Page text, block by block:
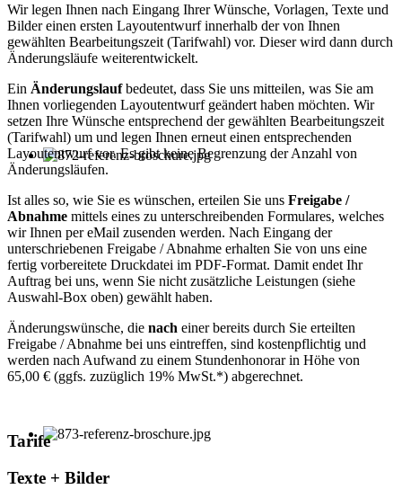
Wir legen Ihnen nach Eingang Ihrer Wünsche, Vorlagen, Texte und
Bilder einen ersten Layoutentwurf innerhalb der von Ihnen
gewählten Bearbeitungszeit (Tarifwahl) vor. Dieser wird dann durch
Änderungsläufe weiterentwickelt.
Ein Änderungslaufbedeutet, dass Sie uns mitteilen, was Sie am
Ihnen vorliegenden Layoutentwurf geändert haben möchten. Wir
setzen Ihre Wünsche entsprechend der gewählten Bearbeitungszeit
(Tarifwahl) um und legen Ihnen erneut einen entsprechenden
Layoutentwurf vor. Es gibt keine Begrenzung der Anzahl von
Änderungsläufen.
Ist alles so, wie Sie es wünschen, erteilen Sie uns Freigabe /
Abnahme mittels eines zu unterschreibenden Formulares, welches
wir Ihnen per eMail zusenden werden. Nach Eingang der
unterschriebenen Freigabe / Abnahme erhalten Sie von uns eine
fertig vorbereitete Druckdatei im PDF-Format. Damit endet Ihr
Auftrag bei uns, wenn Sie nicht zusätzliche Leistungen (siehe
Auswahl-Box oben) gewählt haben.
Änderungswünsche, die nach einer bereits durch Sie erteilten
Freigabe / Abnahme bei uns eintreffen, sind kostenpflichtig und
werden nach Aufwand zu einem Stundenhonorar in Höhe von
65,00 € (ggfs. zuzüglich 19% MwSt.*) abgerechnet.
Tarife
Texte + Bilder